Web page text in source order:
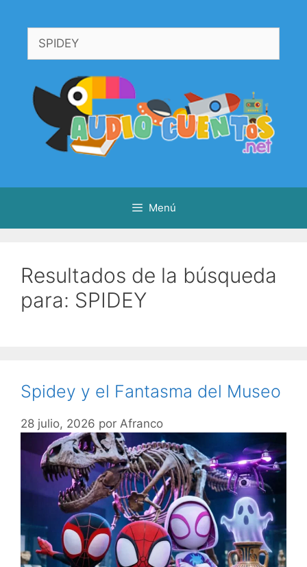
Menú
Resultados de la búsqueda
para: SPIDEY
Spidey y el Fantasma del Museo
28 julio, 2026 por Afranco